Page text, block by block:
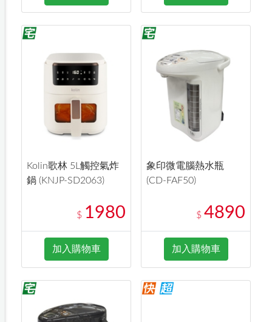
Kolin歌林 5L觸控氣炸
鍋 (KNJP-SD2063)
$ 1980
加入購物車
象印微電腦熱水瓶
(CD-FAF50)
$ 4890
加入購物車